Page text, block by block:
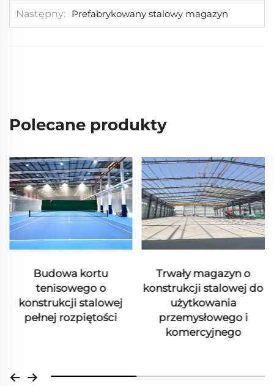
Następny Prefabrykowany stalowy magazyn
Polecane produkty
Budowa kortu
tenisowego o
konstrukcji stalowej
pełnej rozpiętości
Trwały magazyn o
konstrukcji stalowej do
użytkowania
przemysłowego i
komercyjnego